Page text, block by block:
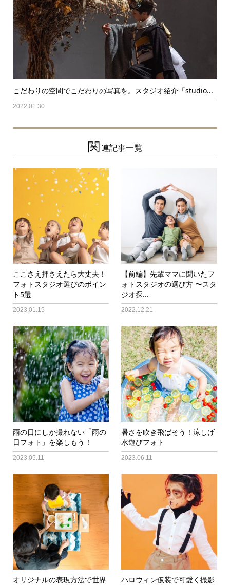
こだわりの空間でこだわりの写真を。スタジオ紹介「studio...
2022.01.30
関連記事一覧
ここさえ押さえたら大丈夫！
フォトスタジオ選びのポイン
ト5選
2023.01.15
【前編】先輩ママに聞いたフ
ォトスタジオの選び方 〜スタ
ジオ探...
2022.12.21
雨の日にしか撮れない「雨の
日フォト」を楽しもう！
2023.05.11
暑さを吹き飛ばそう！涼しげ
水遊びフォト
2023.06.11
オリジナルの表現方法で世界
ハロウィン仮装で可愛く撮影